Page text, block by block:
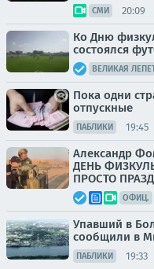
СМИ 20:09
Ко Дню
состоялся
ВЕЛИКАЯ
Пока одни
отпускные
ПАБЛИКИ 19:45
Александр
ДЕНЬ
ПРОСТО
ОФИЦ.
Упавший в
сообщили в
ПАБЛИКИ 19:33